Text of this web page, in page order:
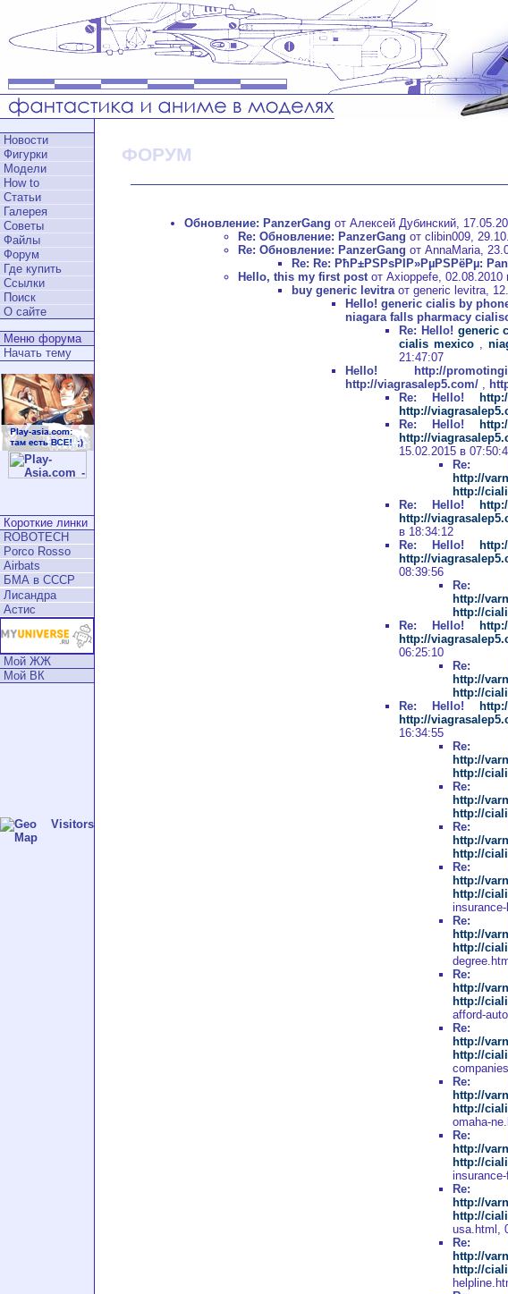
Новости
Фигурки
Модели
How to
Статьи
Галерея
Советы
Файлы
Форум
Где купить
Ссылки
Поиск
О сайте
Меню форума
Начать тему
Короткие линки
ROBOTECH
Porco Rosso
Airbats
БМА в СССР
Лисандра
Астис
Мой ЖЖ
Мой ВК
ФОРУМ
Обновление: PanzerGang от Алексей Дубинский,
Re: Обновление: PanzerGang от clibin009,
Re: Обновление: PanzerGang от AnnaMaria,
Re: Re: РћР±РЅРѕРІР»РµРЅРёРµ:
Hello, this my first postот Axioppefe, 02.08.2010
buy generic levitraот generic levitra,
Hello!generic cialis by
niagara falls pharmacy
Re: Hello! generic
cialis mexico ,
21:47:07
Hello!
http://
http://viagrasalep5.com/ ,
Re: Hello!
http://
Re: Hello!
http://
15.02.2015 в
Re:
http://
http://
Re: Hello!
http://
в 18:34:12
Re: Hello!
http://
08:39:56
Re:
http://
http://
Re: Hello!
http://
06:25:10
Re:
http://
http://
Re: Hello!
http://
16:34:55
Re:
http://
http://
Re:
http://
http://
Re:
http://
http://
Re:
http://
http://
Re:
http://
http://
Re:
http://
http://
afford-
Re:
http://
http://
Re:
http://
http://
omaha-
Re:
http://
http://
Re:
http://
http://
usa.html,
Re:
http://
http://